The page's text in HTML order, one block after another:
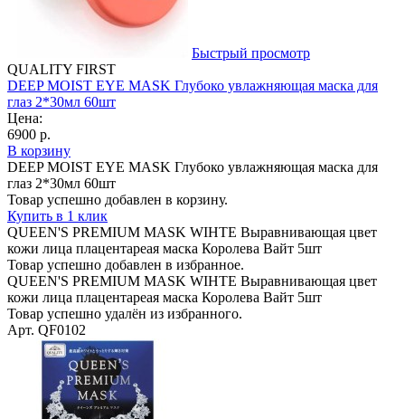
Быстрый просмотр
QUALITY FIRST
DEEP MOIST EYE MASK Глубоко увлажняющая маска для
глаз 2*30мл 60шт
Цена:
6900 р.
В корзину
DEEP MOIST EYE MASK Глубоко увлажняющая маска для
глаз 2*30мл 60шт
Товар успешно добавлен в корзину.
Купить в 1 клик
QUEEN'S PREMIUM MASK WIHTE Выравнивающая цвет
кожи лица плацентареая маска Королева Вайт 5шт
Товар успешно добавлен в избранное.
QUEEN'S PREMIUM MASK WIHTE Выравнивающая цвет
кожи лица плацентареая маска Королева Вайт 5шт
Товар успешно удалён из избранного.
Арт. QF0102